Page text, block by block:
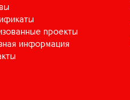
проекты
информация